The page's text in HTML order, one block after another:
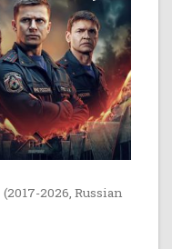
(2017-2026, Russian